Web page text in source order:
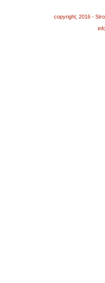
copyright, 2016 -